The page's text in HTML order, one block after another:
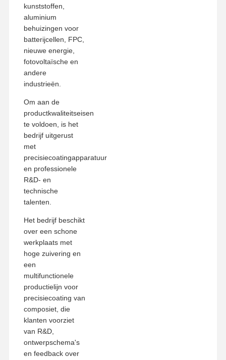
kunststoffen,
aluminium
behuizingen voor
batterijcellen, FPC,
nieuwe energie,
fotovoltaïsche en
andere
industrieën.
Om aan de
productkwaliteitseisen
te voldoen, is het
bedrijf uitgerust
met
precisiecoatingapparatuur
en professionele
R&D- en
technische
talenten.
Het bedrijf beschikt
over een schone
werkplaats met
hoge zuivering en
een
multifunctionele
productielijn voor
precisiecoating van
composiet, die
klanten voorziet
van R&D,
ontwerpschema's
en feedback over